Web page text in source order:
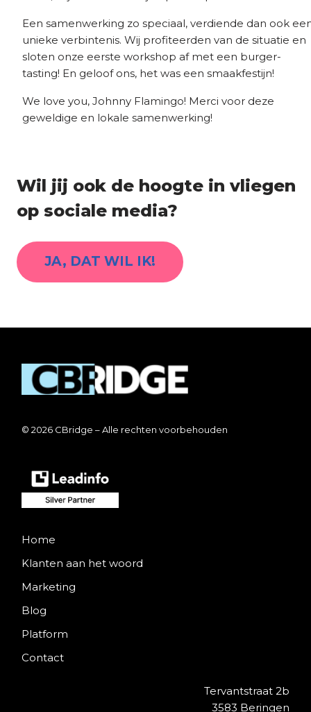
Een samenwerking zo speciaal, verdiende dan ook
unieke verbintenis. Wij profiteerden van de situatie en
sloten onze eerste workshop af met een burger-
tasting! En geloof ons, het was een smaakfestijn!
We love you, Johnny Flamingo! Merci voor deze
geweldige en lokale samenwerking!
Wil jij ook de hoogte in vliegen
op sociale media?
JA, DAT WIL IK!
© 2026 CBridge – Alle rechten voorbehouden
Home
Klanten aan het woord
Marketing
Blog
Platform
Contact
Tervantstraat 2b
3583 Beringen